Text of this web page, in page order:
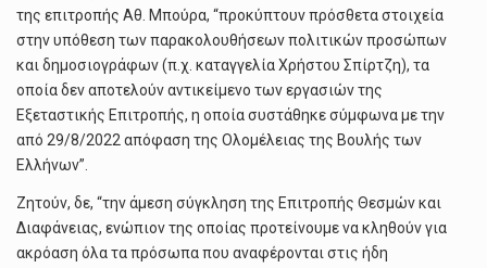
της επιτροπής Αθ. Μπούρα, “προκύπτουν πρόσθετα στοιχεία
στην υπόθεση των παρακολουθήσεων πολιτικών προσώπων
και δημοσιογράφων (π.χ. καταγγελία Χρήστου Σπίρτζη), τα
οποία δεν αποτελούν αντικείμενο των εργασιών της
Εξεταστικής Επιτροπής, η οποία συστάθηκε σύμφωνα με την
από 29/8/2022 απόφαση της Ολομέλειας της Βουλής των
Ελλήνων”.
Ζητούν, δε, “την άμεση σύγκληση της Επιτροπής Θεσμών και
Διαφάνειας, ενώπιον της οποίας προτείνουμε να κληθούν για
ακρόαση όλα τα πρόσωπα που αναφέρονται στις ήδη